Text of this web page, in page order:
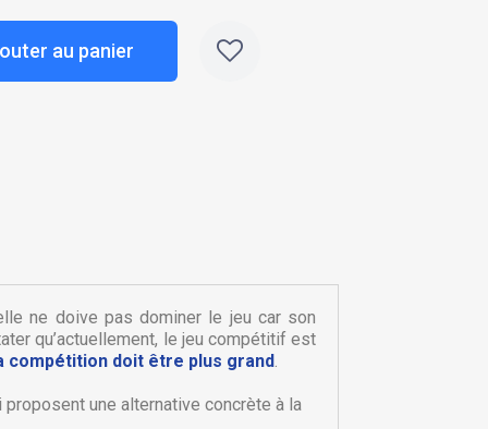
au panier
ne doive pas dominer le jeu car son
qu’actuellement, le jeu compétitif est
compétition doit être plus grand.
une alternative concrète à la